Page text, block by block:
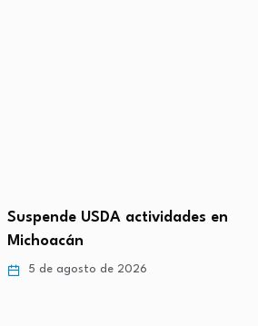
Suspende USDA actividades en
Michoacán
5 de agosto de 2026